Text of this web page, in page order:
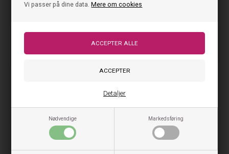
Vi passer på dine data. Mere om cookies
Nødvendige Markedsføring
Detaljer
Tjek også disse ud